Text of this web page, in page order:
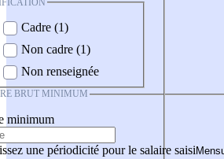
Cadre (1)
Non cadre (1)
Non renseignée
BRUT MINIMUM
minimum
une périodicité pour le salaire saisi